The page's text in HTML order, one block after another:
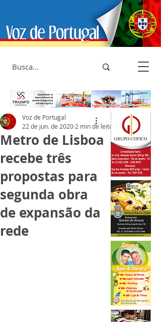
Metro de Lisboa
recebe três
propostas para
segunda obra
de expansão da
rede
Voz de Portugal
22 de jun. de 2020 2 min de leitura